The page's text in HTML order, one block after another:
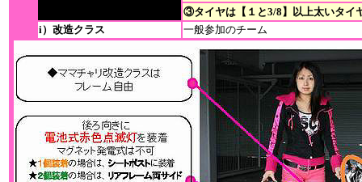
③タイヤは【１と3/8】以上太いタイ
i）改造クラス
一般参加のチーム